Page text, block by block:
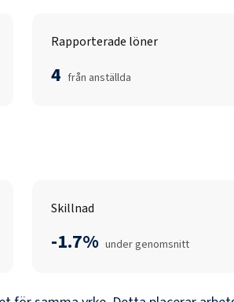
Rapporterade löner
4 från anställda
Skillnad
-1.7% under genomsnitt